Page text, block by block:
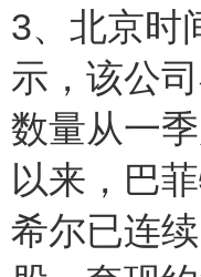
3、北京时
示，该公
数量从一
以来，巴
希尔已连